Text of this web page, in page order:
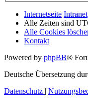
Internetseite Intranet
Alle Zeiten sind
Alle Cookies
Kontakt
Powered by phpBB®
Deutsche Übersetzung
Datenschutz |